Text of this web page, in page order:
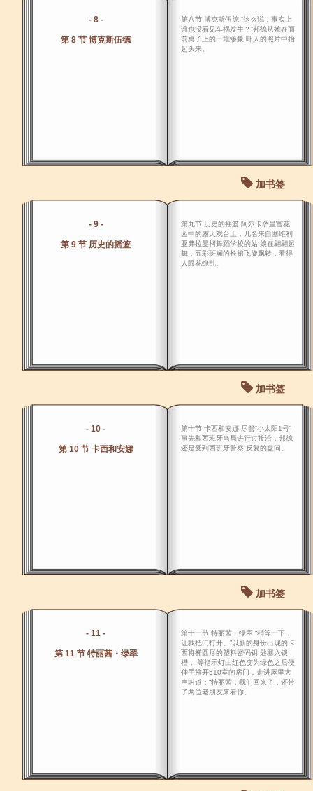
- 8 -
第 8 节 博克斯伍德
第八节 博克斯伍德 “这么说，事实上
谁也没看见车祸发生？”邦德从摊在面
前桌子上的一堆惨象 吓人的照片中抬
起头来。
加书签
- 9 -
第 9 节 历史的摇篮
第九节 历史的摇篮 阿尔卡萨皇宫花
园中的露天戏台上，几名来自塞维利
亚弗拉曼柯舞蹈学校的姑 娘在翩翩起
舞，五彩斑斓的长裙飞旋飘转，看得
人眼花缭乱。
加书签
- 10 -
第 10 节 卡西和安娜
第十节 卡西和安娜 尽管“小太阳1号”
事先和西班牙当局进行过接洽，邦德
还是受到西班牙警察 反复的盘问。
加书签
- 11 -
第 11 节 特丽茜・绿翠
第十一节 特丽茜・绿翠 “稍等一下，
让我把门打开。”以新的身份出现的卡
西将椭圆形的塑料密码钥 匙塞入锁
槽， 等指示灯由红色变为绿色之后便
伸手推开510室的房门，走进屋里大
声叫道：“特丽茜，我们回来了，还带
了两位老朋友来看你。